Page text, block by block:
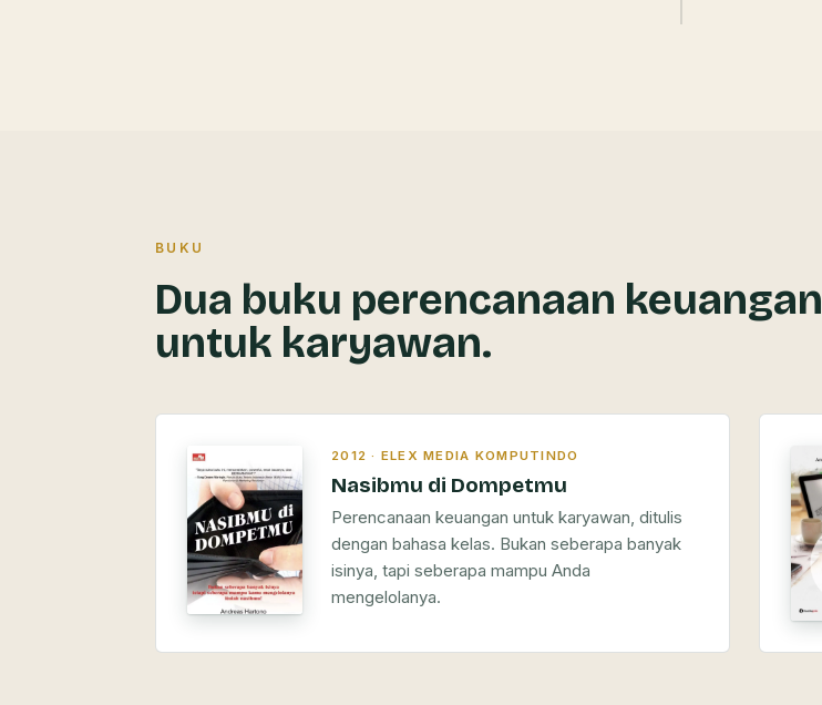
BUKU
Dua buku perencanaan keuangan
untuk karyawan.
2012 · ELEX MEDIA KOMPUTINDO
Nasibmu di Dompetmu
Perencanaan keuangan untuk karyawan, ditulis
dengan bahasa kelas. Bukan seberapa banyak
isinya, tapi seberapa mampu Anda
mengelolanya.